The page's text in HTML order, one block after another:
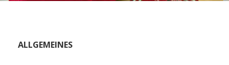
ALLGEMEINES